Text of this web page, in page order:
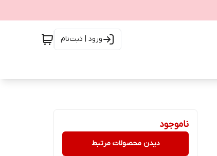
ورود | ثبت‌نام
ناموجود
دیدن محصولات مرتبط